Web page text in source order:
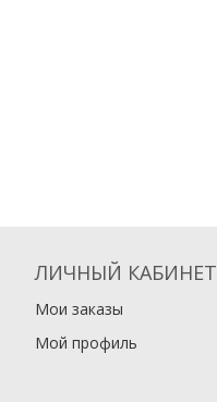
ЛИЧНЫЙ КАБИНЕТ
Мои заказы
Мой профиль